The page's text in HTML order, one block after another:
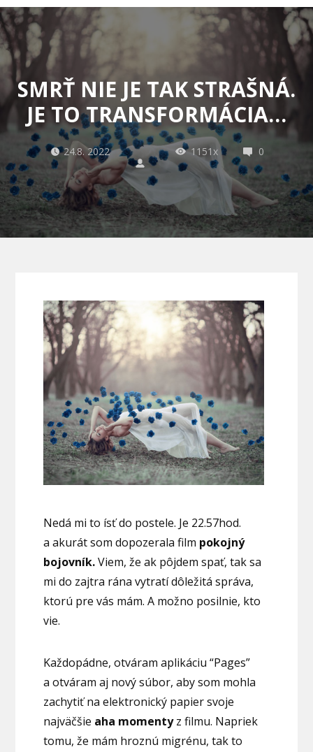
SMRŤ NIE JE TAK STRAŠNÁ.
JE TO TRANSFORMÁCIA…
24.8. 2022 1151x 0
Nedá mi to ísť do postele. Je 22.57hod.
a akurát som dopozerala film pokojný
bojovník.Viem, že ak pôjdem spať, tak sa
mi do zajtra rána vytratí dôležitá správa,
ktorú pre vás mám. A možno posilnie, kto
vie.
Každopádne, otváram aplikáciu “Pages”
a otváram aj nový súbor, aby som mohla
zachytiť na elektronický papier svoje
najväčšie aha momentyz filmu. Napriek
tomu, že mám hroznú migrénu, tak to